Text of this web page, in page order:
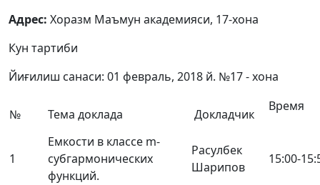
Адрес: Хоразм Маъмун академияси, 17-хона
Кун тартиби
Йиғилиш санаси: 01 февраль, 2018 й. №17 - хона
№ Тема доклада Докладчик
Время
1
Емкости в классе m-
субгармонических
функций.
Расулбек
Шарипов
15:00-